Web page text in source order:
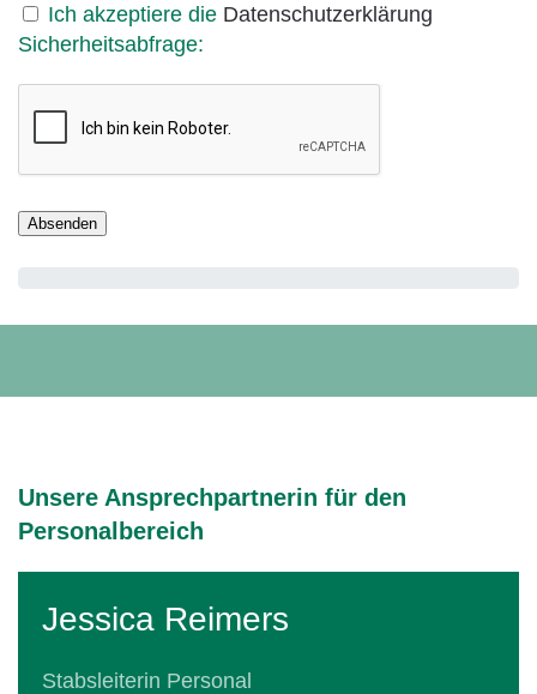
Ich akzeptiere die Datenschutzerklärung
Sicherheitsabfrage:
Unsere Ansprechpartnerin für den
Personalbereich
Jessica Reimers
Stabsleiterin Personal